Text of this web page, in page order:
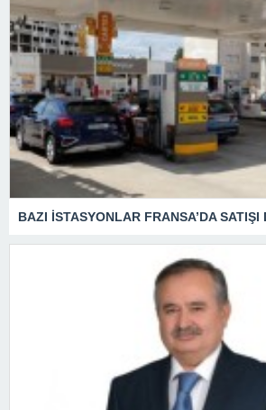
BAZI İSTASYONLAR FRANSA’DA SATIŞI